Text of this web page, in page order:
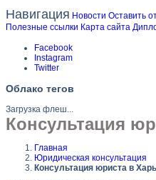
Навигация Новости Оставить
Полезные ссылки Карта сайта
Facebook
Instagram
Twitter
Облако тегов
Загрузка флеш...
Консультация
Главная
Юридическая консультация
Консультация юриста в